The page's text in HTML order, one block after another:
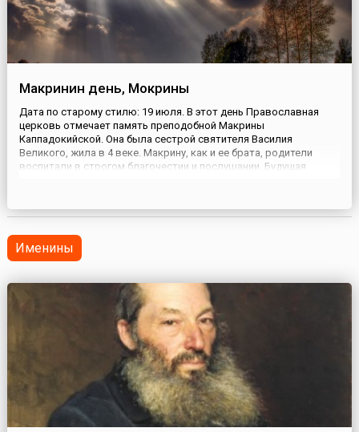
Макринин день, Мокрины
Дата по старому стилю: 19 июля. В этот день Православная
церковь отмечает память преподобной Макрины
Каппадокийской. Она была сестрой святителя Василия
Великого, жила в 4 веке. Макрину, как и ее брата, родители
воспитали в строгом благочестии и послушании. Будущая
иночество.Женщины постро...
Именины